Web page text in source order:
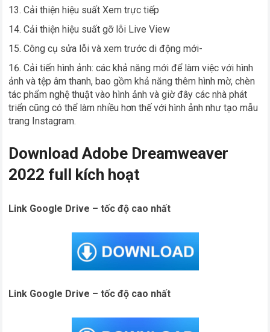
Cải thiện hiệu suất Xem trực tiếp
Cải thiện hiệu suất gỡ lỗi Live View
Công cụ sửa lỗi và xem trước di động mới-
Cải tiến hình ảnh: các khả năng mới để làm việc với hình
ảnh và tệp âm thanh, bao gồm khả năng thêm hình mờ, chèn
tác phẩm nghệ thuật vào hình ảnh và giờ đây các nhà phát
triển cũng có thể làm nhiều hơn thế với hình ảnh như tạo mẫu
trang Instagram.
Download Adobe Dreamweaver
2022 full kích hoạt
Link Google Drive – tốc độ cao nhất
Link Google Drive – tốc độ cao nhất